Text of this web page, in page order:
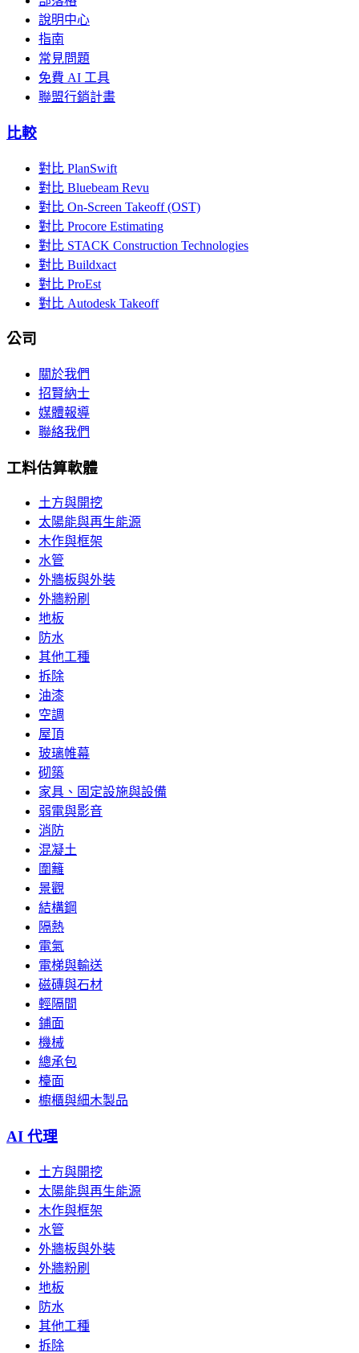
說明中心
指南
常見問題
免費 AI 工具
聯盟行銷計畫
比較
對比 PlanSwift
對比 Bluebeam Revu
對比 On-Screen Takeoff (OST)
對比 Procore Estimating
對比 STACK Construction Technologies
對比 Buildxact
對比 ProEst
對比 Autodesk Takeoff
公司
關於我們
招賢納士
媒體報導
聯絡我們
工料估算軟體
土方與開挖
太陽能與再生能源
木作與框架
水管
外牆板與外裝
外牆粉刷
地板
防水
其他工種
拆除
油漆
空調
屋頂
玻璃帷幕
砌築
家具、固定設施與設備
弱電與影音
消防
混凝土
圍籬
景觀
結構鋼
隔熱
電氣
電梯與輸送
磁磚與石材
輕隔間
鋪面
機械
總承包
檯面
櫥櫃與細木製品
AI 代理
土方與開挖
太陽能與再生能源
木作與框架
水管
外牆板與外裝
外牆粉刷
地板
防水
其他工種
拆除